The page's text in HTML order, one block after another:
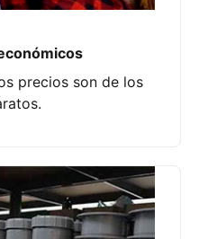
precios son de los